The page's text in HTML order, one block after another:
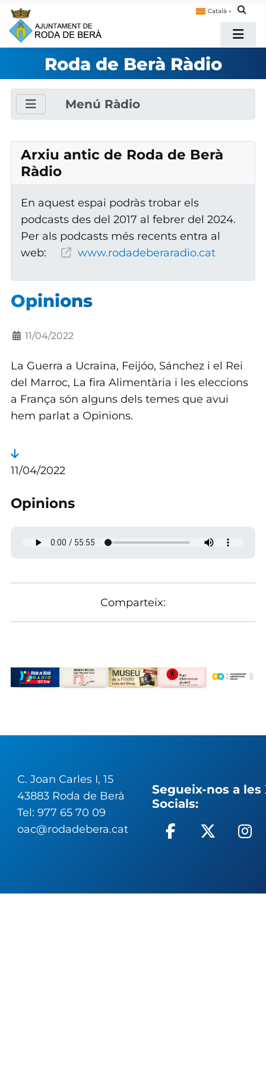
Català ▼
Roda de Berà Ràdio
Menú Ràdio
Arxiu antic de Roda de Berà
Ràdio
En aquest espai podràs trobar els
podcasts des del 2017 al febrer del 2024.
Per als podcasts més recents entra al
web:
www.rodadeberaradio.cat
Opinions
Detalls
11/04/2022
La Guerra a Ucraïna, Feijóo, Sánchez i el Rei
del Marroc, La fira Alimentària i les eleccions
a França són alguns dels temes que avui
hem parlat a Opinions.
11/04/2022
Opinions
Comparteix:
C. Joan Carles I, 15
43883 Roda de Berà
Tel: 977 65 70 09
oac@rodadebera.cat
Segueix-nos a les
Socials: